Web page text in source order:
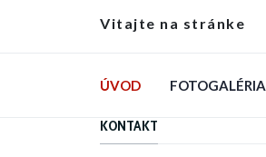
Vitajte na stránke
ÚVOD FOTOGALÉRIA
KONTAKT